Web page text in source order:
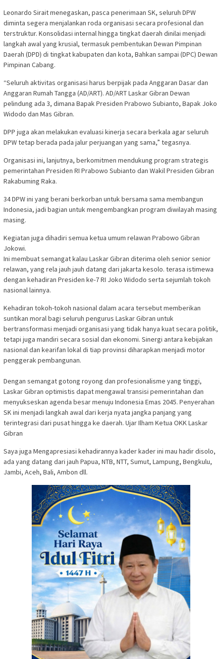
Leonardo Sirait menegaskan, pasca penerimaan SK, seluruh DPW
diminta segera menjalankan roda organisasi secara profesional dan
terstruktur. Konsolidasi internal hingga tingkat daerah dinilai menjadi
langkah awal yang krusial, termasuk pembentukan Dewan Pimpinan
Daerah (DPD) di tingkat kabupaten dan kota, Bahkan sampai (DPC) Dewan
Pimpinan Cabang.
“Seluruh aktivitas organisasi harus berpijak pada Anggaran Dasar dan
Anggaran Rumah Tangga (AD/ART). AD/ART Laskar Gibran Dewan
pelindung ada 3, dimana Bapak Presiden Prabowo Subianto, Bapak Joko
Widodo dan Mas Gibran.
DPP juga akan melakukan evaluasi kinerja secara berkala agar seluruh
DPW tetap berada pada jalur perjuangan yang sama,” tegasnya.
Organisasi ini, lanjutnya, berkomitmen mendukung program strategis
pemerintahan Presiden RI Prabowo Subianto dan Wakil Presiden Gibran
Rakabuming Raka.
34 DPW ini yang berani berkorban untuk bersama sama membangun
Indonesia, jadi bagian untuk mengembangkan program diwilayah masing
masing.
Kegiatan juga dihadiri semua ketua umum relawan Prabowo Gibran
Jokowi.
Ini membuat semangat kalau Laskar Gibran diterima oleh senior senior
relawan, yang rela jauh jauh datang dari jakarta kesolo. terasa istimewa
dengan kehadiran Presiden ke-7 RI Joko Widodo serta sejumlah tokoh
nasional lainnya.
‎Kehadiran tokoh-tokoh nasional dalam acara tersebut memberikan
suntikan moral bagi seluruh pengurus Laskar Gibran untuk
bertransformasi menjadi organisasi yang tidak hanya kuat secara politik,
tetapi juga mandiri secara sosial dan ekonomi. Sinergi antara kebijakan
nasional dan kearifan lokal di tiap provinsi diharapkan menjadi motor
penggerak pembangunan.
‎Dengan semangat gotong royong dan profesionalisme yang tinggi,
Laskar Gibran optimistis dapat mengawal transisi pemerintahan dan
menyukseskan agenda besar menuju Indonesia Emas 2045. Penyerahan
SK ini menjadi langkah awal dari kerja nyata jangka panjang yang
terintegrasi dari pusat hingga ke daerah. Ujar Ilham Ketua OKK Laskar
Gibran
Saya juga Mengapresiasi kehadirannya kader kader ini mau hadir disolo,
ada yang datang dari jauh Papua, NTB, NTT, Sumut, Lampung, Bengkulu,
Jambi, Aceh, Bali, Ambon dll.